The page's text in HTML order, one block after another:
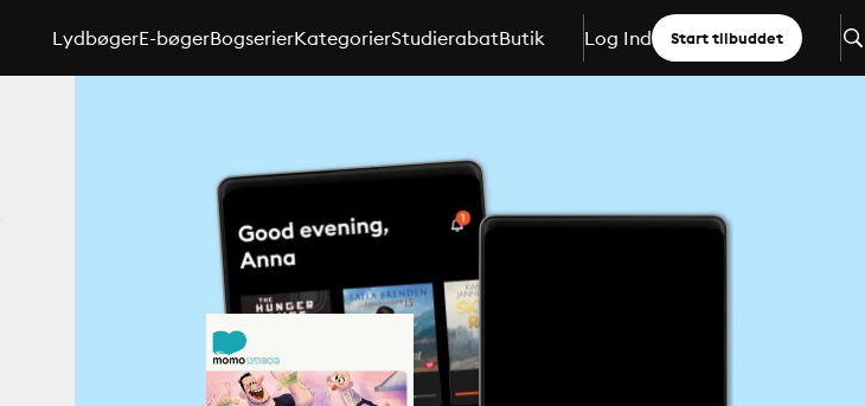
LydbøgerE-bøgerBogserierKategorierStudierabatButik Log Ind Start tilbuddet